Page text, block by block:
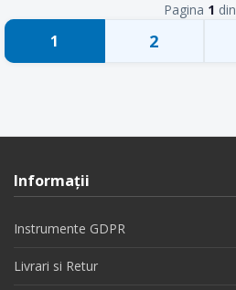
Pagina 1 din
1 2
Informaţii
Instrumente GDPR
Livrari si Retur